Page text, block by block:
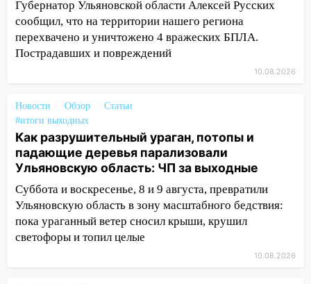
мосту
09:10 Соцсети: на Московском шоссе в
Ульяновске произошла авария
выявили онкологию
07:00 Прохладная ночь и ветреный
день: прогноз погоды в Ульяновске 10
августа
06:00 Как разрушительный ураган,
потопы и падающие деревья
парализовали Ульяновскую область: ЧП
за выходные
Губернатор Ульяновской области Алексей Русских
сообщил, что на территории нашего региона
перехвачено и уничтожено 4 вражеских БПЛА.
Пострадавших и повреждений
10.08.2026
Новости Обзор
Статьи
#итоги выходных
Как разрушительный ураган, потопы и
падающие деревья парализовали
Ульяновскую область: ЧП за выходные
Суббота и воскресенье, 8 и 9 августа, превратили
Ульяновскую область в зону масштабного бедствия:
пока ураганный ветер сносил крыши, крушил
светофоры и топил целые
10.08.2026